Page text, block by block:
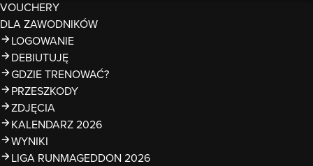
VOUCHERY
DLA ZAWODNIKÓW
LOGOWANIE
DEBIUTUJĘ
GDZIE TRENOWAĆ?
PRZESZKODY
ZDJĘCIA
KALENDARZ 2026
WYNIKI
LIGA RUNMAGEDDON 2026